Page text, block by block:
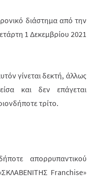
διάστημα από την
1 Δεκεμβρίου 2021
γίνεται δεκτή, άλλως
και δεν επάγεται
τρίτο.
απορρυπαντικού
Franchise»